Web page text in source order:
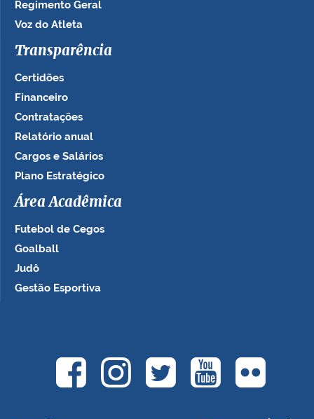
Regimento Geral
Voz do Atleta
Transparência
Certidões
Financeiro
Contratações
Relatório anual
Cargos e Salários
Plano Estratégico
Área Acadêmica
Futebol de Cegos
Goalball
Judô
Gestão Esportiva